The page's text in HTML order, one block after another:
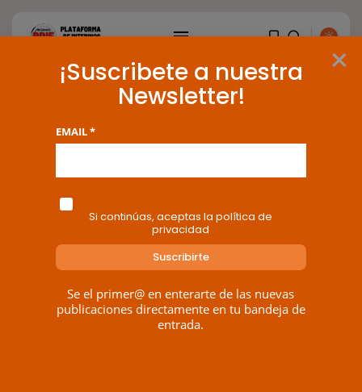
ENTRADAS RECIENTES
Canarias
El Ministerio de Justicia vende
‘propaganda...
PORRAMÓN J. 07/08/2026
OPINIÓN
Interinos: Europa mueve pieza,
Foro General – Foros
×
¡Suscribete a nuestra
Newsletter!
EMAIL *
Si continúas, aceptas la política de
privacidad
Se el primer@ en enterarte de las nuevas
publicaciones directamente en tu bandeja de
entrada.